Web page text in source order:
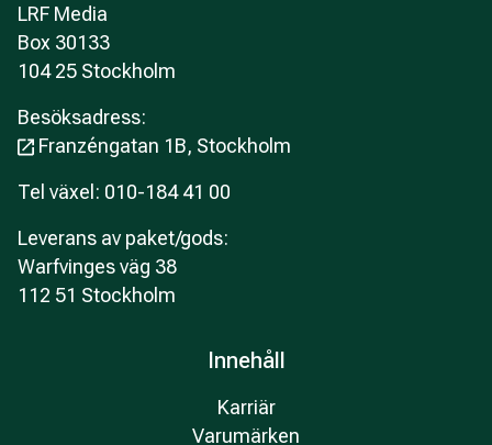
LRF Media
Box 30133
104 25 Stockholm
Besöksadress:
Franzéngatan 1B, Stockholm
Tel växel: 010-184 41 00
Leverans av paket/gods:
Warfvinges väg 38
112 51 Stockholm
Innehåll
Karriär
Varumärken